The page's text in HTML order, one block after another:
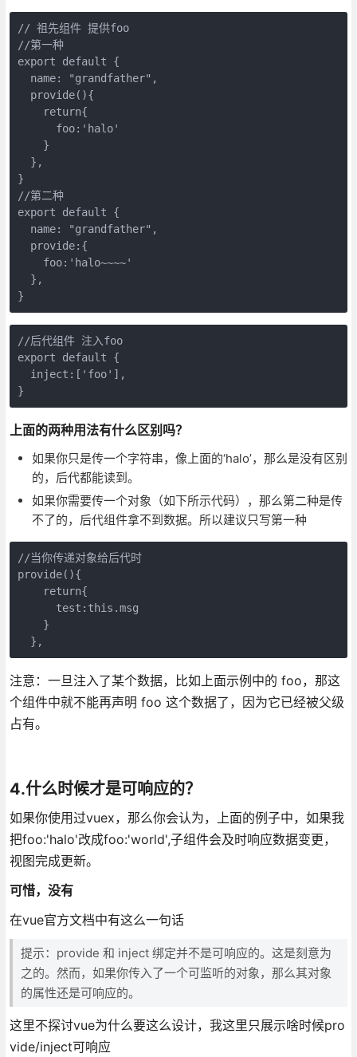
// 祖先组件 提供foo
//第一种
export default {
  name: "grandfather",
  provide(){
    return{
      foo:'halo'
    }
  },
}
//第二种
export default {
  name: "grandfather",
  provide:{
    foo:'halo~~~~'
  },
}
//后代组件 注入foo
export default {
  inject:['foo'],
}
上面的两种用法有什么区别吗？
如果你只是传一个字符串，像上面的‘halo’，那么是没有区别
的，后代都能读到。
如果你需要传一个对象（如下所示代码），那么第二种是传
不了的，后代组件拿不到数据。所以建议只写第一种
//当你传递对象给后代时
provide(){
    return{
      test:this.msg
    }
  },
注意：一旦注入了某个数据，比如上面示例中的 foo，那这
个组件中就不能再声明 foo 这个数据了，因为它已经被父级
占有。
4.什么时候才是可响应的？
如果你使用过vuex，那么你会认为，上面的例子中，如果我
把foo:'halo'改成foo:'world',子组件会及时响应数据变更，
视图完成更新。
可惜，没有
在vue官方文档中有这么一句话
提示：provide 和 inject 绑定并不是可响应的。这是刻意为
之的。然而，如果你传入了一个可监听的对象，那么其对象
的属性还是可响应的。
这里不探讨vue为什么要这么设计，我这里只展示啥时候pro
vide/inject可响应